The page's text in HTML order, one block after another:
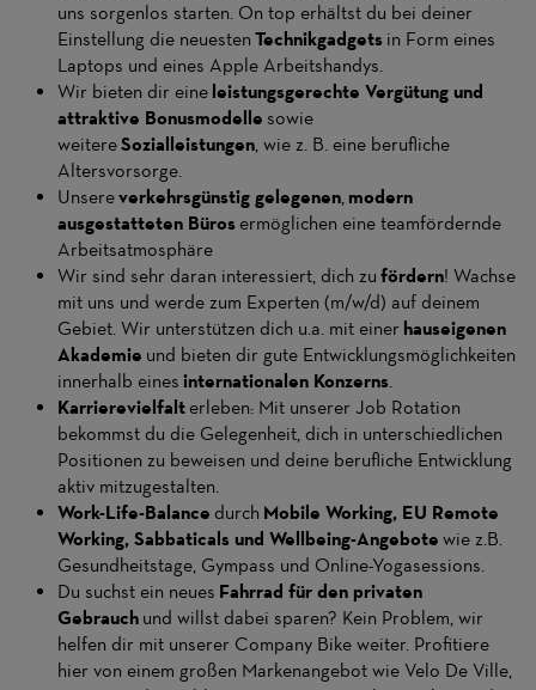
uns sorgenlos starten. On top erhältst du bei deiner
Einstellung die neuesten Technikgadgets in Form eines
Laptops und eines Apple Arbeitshandys.
Wir bieten dir eine leistungsgerechte Vergütung und
attraktive Bonusmodelle sowie
weitereSozialleistungen, wie z. B. eine berufliche
Altersvorsorge.
Unsereverkehrsgünstig gelegenen, modern
ausgestatteten Bürosermöglichen eine teamfördernde
Arbeitsatmosphäre
Wir sind sehr daran interessiert, dich zu fördern! Wachse
mit uns und werde zum Experten (m/w/d) auf deinem
Gebiet. Wir unterstützen dich u.a. mit einer hauseigenen
Akademie und bieten dir gute Entwicklungsmöglichkeiten
innerhalb eines internationalen Konzerns.
Karrierevielfalterleben: Mit unserer Job Rotation
bekommst du die Gelegenheit, dich in unterschiedlichen
Positionen zu beweisen und deine berufliche Entwicklung
aktiv mitzugestalten.
Work-Life-Balance durch Mobile Working, EU Remote
Working, Sabbaticals und Wellbeing-Angebote wie z.B.
Gesundheitstage, Gympass und Online-Yogasessions.
Du suchst ein neues Fahrrad für den privaten
Gebrauch und willst dabei sparen? Kein Problem, wir
helfen dir mit unserer Company Bike weiter. Profitiere
hier von einem großen Markenangebot wie Velo De Ville,